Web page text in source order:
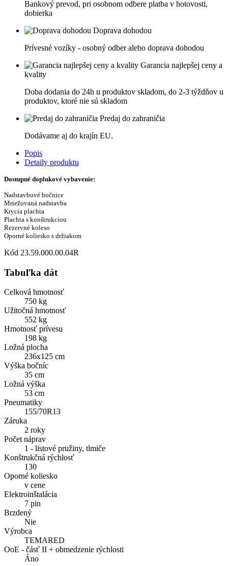
Bankový prevod, pri osobnom odbere platba v hotovosti,
dobierka
Doprava dohodou
Prívesné vozíky - osobný odber alebo doprava dohodou
Garancia najlepšej ceny a
kvality
Doba dodania do 24h u produktov skladom, do 2-3 týždňov u
produktov, ktoré nie sú skladom
Predaj do zahraničia
Dodávame aj do krajín EU.
Popis
Detaily produktu
Dostupné doplnkové vybavenie:
Nadstavbové bočnice
Mriežovaná nadstavba
Krycia plachta
Plachta s konštrukciou
Rezervné koleso
Oporné koliesko s držiakom
Kód 23.59.000.00.04R
Tabuľka dát
Celková hmotnosť
750 kg
Užitočná hmotnosť
552 kg
Hmotnosť prívesu
198 kg
Ložná plocha
236x125 cm
Výška bočníc
35 cm
Ložná výška
53 cm
Pneumatiky
155/70R13
Záruka
2 roky
Počet náprav
1 - listové pružiny, tlmiče
Konštrukčná rýchlosť
130
Oporné koliesko
v cene
Elektroinštalácia
7 pin
Brzdený
Nie
Výrobca
TEMARED
OoE - čásť II + obmedzenie rýchlosti
Áno